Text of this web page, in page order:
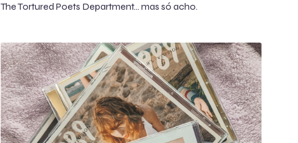
The Tortured Poets Department... mas só acho.